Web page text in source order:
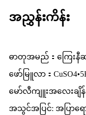
အညွှန်းကိန်း
ဓာတုအမည်：ကြေး
ဖော်မြူလာ：
မော်လီကျူးအလေးချိန်
အသွင်အပြင်: အပြာရ